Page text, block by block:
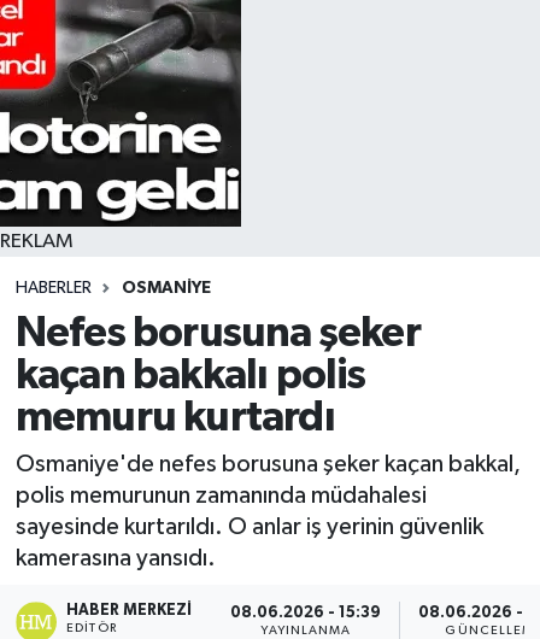
REKLAM
HABERLER OSMANIYE
Nefes borusuna şeker
kaçan bakkalı polis
memuru kurtardı
Osmaniye'de nefes borusuna şeker kaçan bakkal,
polis memurunun zamanında müdahalesi
sayesinde kurtarıldı. O anlar iş yerinin güvenlik
kamerasına yansıdı.
HABER MERKEZI
EDITÖR
08.06.2026 - 15:39
YAYINLANMA
08.06.2026 -